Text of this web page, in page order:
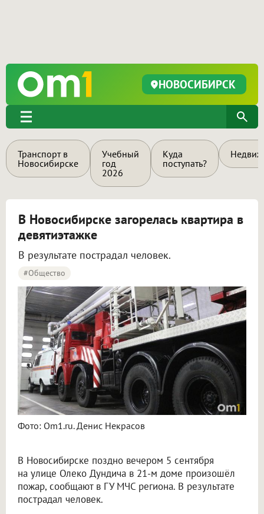
НОВОСИБИРСК
Транспорт в
Новосибирске
Учебный
год
2026
Куда
поступать?
В Новосибирске загорелась квартира в
девятиэтажке
В результате пострадал человек.
#Общество
Фото: Om1.ru. Денис Некрасов
В Новосибирске поздно вечером 5 сентября
на улице Олеко Дундича в 21-м доме произошёл
пожар, сообщают в ГУ МЧС региона. В результате
пострадал человек.